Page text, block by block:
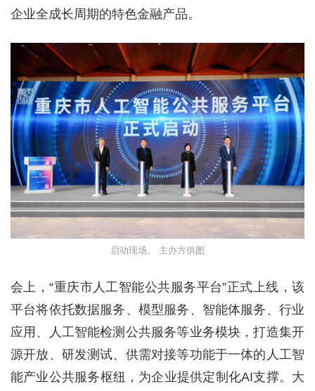
企业全成长周期的特色金融产品。
启动现场。 主办方供图
会上，“重庆市人工智能公共服务平台”正式上线，该
平台将依托数据服务、模型服务、智能体服务、行业
应用、人工智能检测公共服务等业务模块，打造集开
源开放、研发测试、供需对接等功能于一体的人工智
能产业公共服务枢纽，为企业提供定制化AI支撑。大